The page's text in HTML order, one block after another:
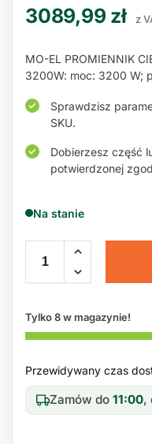
3089,99 zł z
MO-EL PROMIENNIK
3200W: moc: 3200 W;
Sprawdzisz
SKU.
Dobierzesz część
potwierdzonej
Na stanie
Tylko 8 w magazynie!
Przewidywany czas
Zamów do 11:00,